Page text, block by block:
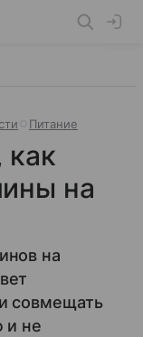
Питание
как
на
на
совмещать
и не